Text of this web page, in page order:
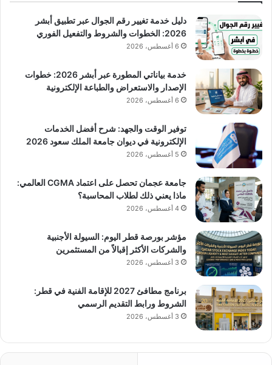
دليل خدمة تغيير رقم الجوال عبر تطبيق أبشر
2026: الخطوات والشروط والتفعيل الفوري
6 أغسطس، 2026
خدمة بياناتي المطورة عبر أبشر 2026: خطوات
الإصدار والاستعراض والطباعة الإلكترونية
6 أغسطس، 2026
توفير الوقت والجهد: شرح أفضل الخدمات
الإلكترونية في ديوان جامعة الملك سعود 2026
5 أغسطس، 2026
جامعة عجمان تحصل على اعتماد CGMA العالمي:
ماذا يعني ذلك لطلاب المحاسبة؟
4 أغسطس، 2026
مؤشر بورصة قطر اليوم: السيولة الأجنبية
والشركات الأكثر إقبالاً من المستثمرين
3 أغسطس، 2026
برنامج مطافئ 2027 للإقامة الفنية في قطر:
الشروط ورابط التقديم الرسمي
3 أغسطس، 2026